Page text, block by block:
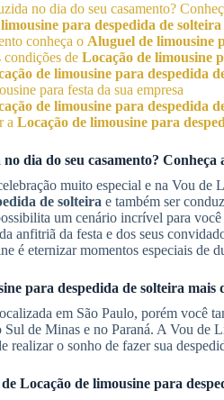
no dia do seu casamento?
para despedida de solteira
conheça o Aluguel de limousine
condições de Locação de limousine
de limousine para despedida
para festa da sua empresa
de limousine para despedida
a Locação de limousine para
dia do seu casamento? Conheça
muito especial e na Vou de
de solteira e também ser
um cenário incrível para
anfitriã da festa e dos seus
é eternizar momentos especiais de
para despedida de solteira mais
em São Paulo, porém você
Sul de Minas e no Paraná. A Vou de
realizar o sonho de fazer sua
Locação de limousine para